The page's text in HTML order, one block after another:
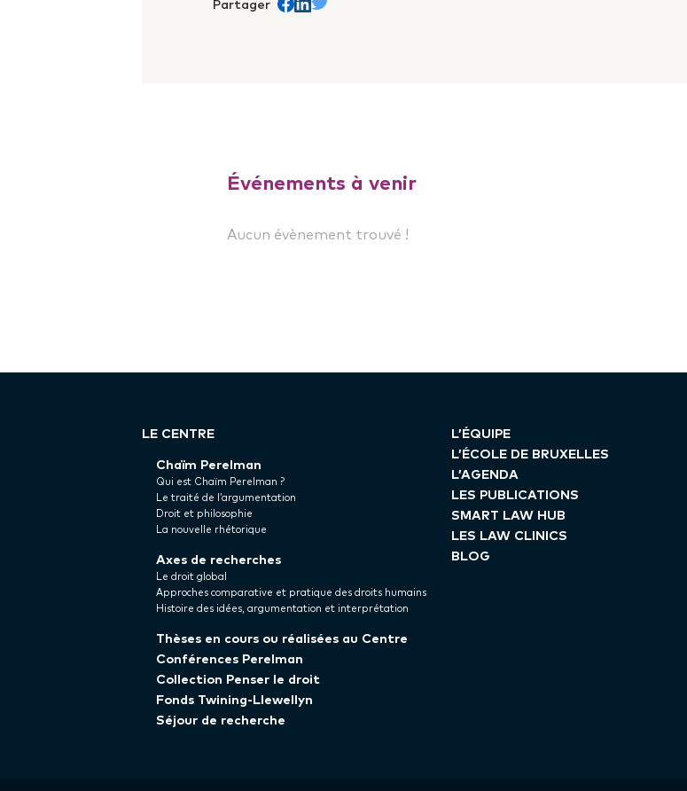
Partager sur Facebook
trans.Partager sur Linkedin
Partager sur Twitter
Événements à venir
Aucun évènement trouvé !
LE CENTRE
Chaïm Perelman
Qui est Chaïm Perelman ?
Le traité de l’argumentation
Droit et philosophie
La nouvelle rhétorique
Axes de recherches
Le droit global
Approches comparative et pratique des droits humains
Histoire des idées, argumentation et interprétation
Thèses en cours ou réalisées au Centre
Conférences Perelman
Collection Penser le droit
Fonds Twining-Llewellyn
Séjour de recherche
L’ÉQUIPE
L’ÉCOLE DE BRUXELLES
L’AGENDA
LES PUBLICATIONS
SMART LAW HUB
LES LAW CLINICS
BLOG